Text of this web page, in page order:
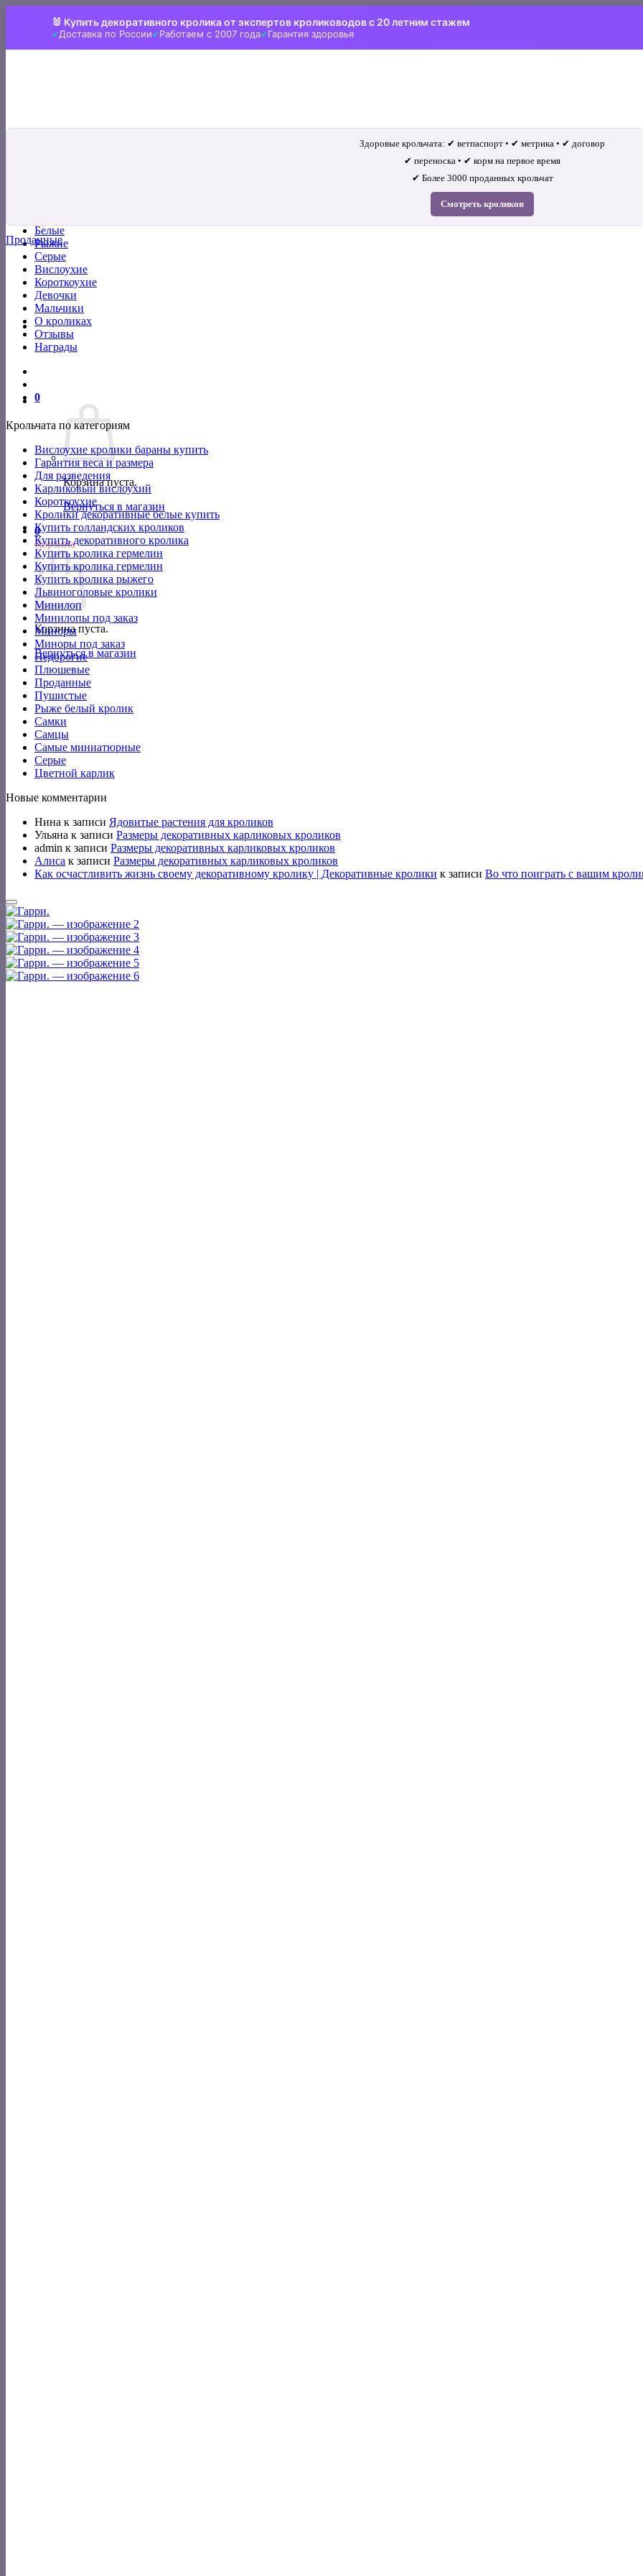
🐰 Купить декоративного кролика от экспертов кролиководов с 20 летним стажем
Доставка по России Работаем с 2007 года Гарантия здоровья
Белые
Рыжие
Серые
Вислоухие
Короткоухие
Девочки
Мальчики
О кроликах
Отзывы
Награды
0
Корзина пуста.
Вернуться в магазин
0
Корзина
Корзина пуста.
Вернуться в магазин
Здоровые крольчата: ✔ ветпаспорт • ✔ метрика • ✔ договор
✔ переноска • ✔ корм на первое время
✔ Более 3000 проданных крольчат
Смотреть кроликов
Проданные
Крольчата по категориям
Вислоухие кролики бараны купить
Гарантия веса и размера
Для разведения
Карликовый вислоухий
Короткоухие
Кролики декоративные белые купить
Купить голландских кроликов
Купить декоративного кролика
Купить кролика гермелин
Купить кролика гермелин
Купить кролика рыжего
Львиноголовые кролики
Минилоп
Минилопы под заказ
Миноры
Миноры под заказ
Недорогие
Плюшевые
Проданные
Пушистые
Рыже белый кролик
Самки
Самцы
Самые миниатюрные
Серые
Цветной карлик
Новые комментарии
Нина к записи Ядовитые растения для кроликов
Ульяна к записи Размеры декоративных карликовых кроликов
admin к записи Размеры декоративных карликовых кроликов
Алиса к записи Размеры декоративных карликовых кроликов
Как осчастливить жизнь своему декоративному кролику | Декоративные кролики к записи Во что поиграть с вашим